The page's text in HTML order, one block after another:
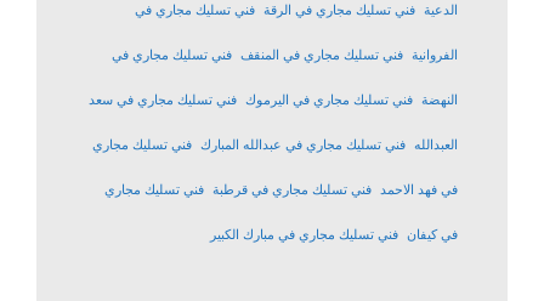
الدعية فني تسليك مجاري في الرقة فني تسليك مجاري في
الفروانية فني تسليك مجاري في المنقف فني تسليك مجاري في
النهضة فني تسليك مجاري في اليرموك فني تسليك مجاري في سعد
العبدالله فني تسليك مجاري في عبدالله المبارك فني تسليك مجاري
في فهد الاحمد فني تسليك مجاري في قرطبة فني تسليك مجاري
في كيفان فني تسليك مجاري في مبارك الكبير